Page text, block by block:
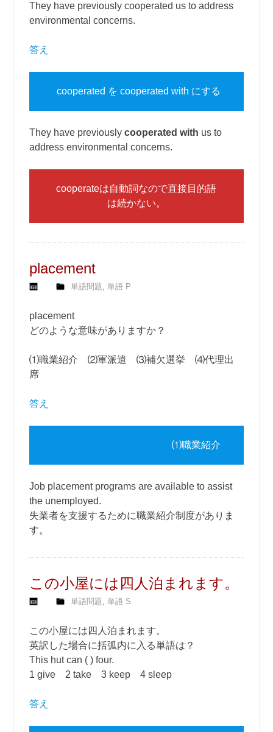
They have previously cooperated us to address
environmental concerns.
答え
cooperated を cooperated with にする
They have previouslycooperated with us to
address environmental concerns.
cooperateは自動詞なので直接目的語
は続かない。
placement
単語問題,単語 P
placement
どのような意味がありますか？
⑴職業紹介 ⑵軍派遣 ⑶補欠選挙 ⑷代理出
席
答え
⑴職業紹介
Job placement programs are available to assist
the unemployed.
失業者を支援するために職業紹介制度がありま
す。
この小屋には四人泊まれます。
単語問題,単語 S
この小屋には四人泊まれます。
英訳した場合に括弧内に入る単語は？
This hut can ( ) four.
1 give 2 take 3 keep 4 sleep
答え